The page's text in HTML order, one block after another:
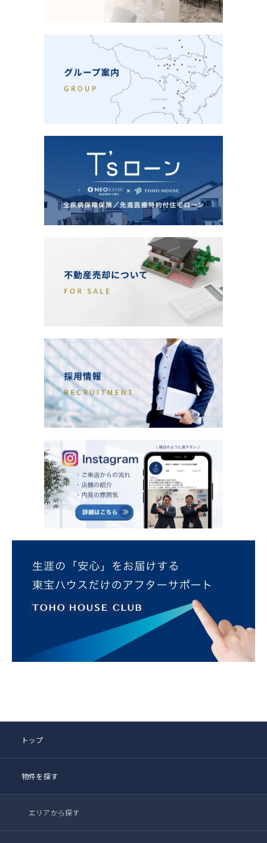
トップ
物件を探す
エリアから探す